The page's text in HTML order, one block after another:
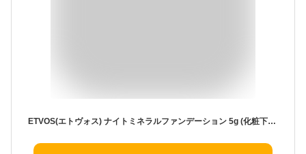
ETVOS(エトヴォス) ナイトミネラルファンデーション 5g (化粧下地 フェイスパウダー ツヤ 皮脂吸収 崩れ防止 つけたまま眠れる 敏感肌 ミネラル)